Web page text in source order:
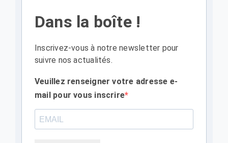
Dans la boîte !
Inscrivez-vous à notre newsletter pour
suivre nos actualités.
Veuillez renseigner votre adresse e-
mail pour vous inscrire